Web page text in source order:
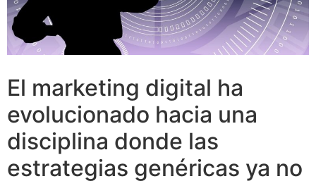
El marketing digital ha
evolucionado hacia una
disciplina donde las
estrategias genéricas ya no